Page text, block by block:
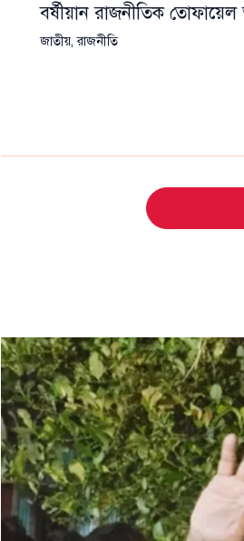
বর্ষীয়ান রাজনীতিক
জাতীয়,রাজনীতি